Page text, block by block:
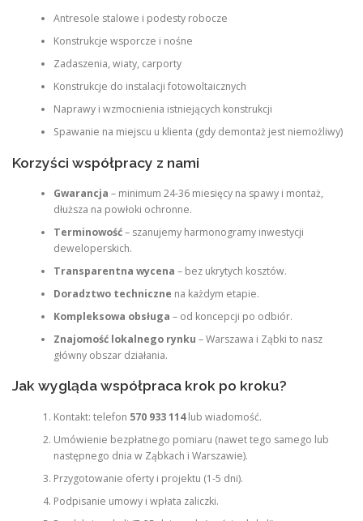
Antresole stalowe i podesty robocze
Konstrukcje wsporcze i nośne
Zadaszenia, wiaty, carporty
Konstrukcje do instalacji fotowoltaicznych
Naprawy i wzmocnienia istniejących konstrukcji
Spawanie na miejscu u klienta (gdy demontaż jest niemożliwy)
Korzyści współpracy z nami
Gwarancja – minimum 24-36 miesięcy na spawy i montaż,
dłuższa na powłoki ochronne.
Terminowość– szanujemy harmonogramy inwestycji
deweloperskich.
Transparentna wycena – bez ukrytych kosztów.
Doradztwo techniczne na każdym etapie.
Kompleksowa obsługa – od koncepcji po odbiór.
Znajomość lokalnego rynku – Warszawa i Ząbki to nasz
główny obszar działania.
Jak wygląda współpraca krok po kroku?
Kontakt: telefon 570 933 114lub wiadomość.
Umówienie bezpłatnego pomiaru (nawet tego samego lub
następnego dnia w Ząbkach i Warszawie).
Przygotowanie oferty i projektu (1-5 dni).
Podpisanie umowy i wpłata zaliczki.